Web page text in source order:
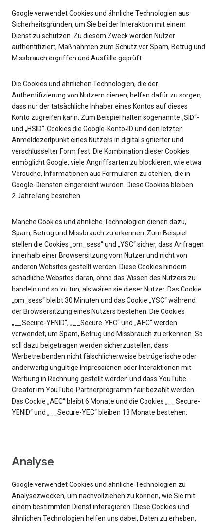
Google verwendet Cookies und ähnliche Technologien aus
Sicherheitsgründen, um Sie bei der Interaktion mit einem
Dienst zu schützen. Zu diesem Zweck werden Nutzer
authentifiziert, Maßnahmen zum Schutz vor Spam, Betrug und
Missbrauch ergriffen und Ausfälle geprüft.
Die Cookies und ähnlichen Technologien, die der
Authentifizierung von Nutzern dienen, helfen dafür zu sorgen,
dass nur der tatsächliche Inhaber eines Kontos auf dieses
Konto zugreifen kann. Zum Beispiel halten sogenannte „SID“-
und „HSID“-Cookies die Google-Konto‑ID und den letzten
Anmeldezeitpunkt eines Nutzers in digital signierter und
verschlüsselter Form fest. Die Kombination dieser Cookies
ermöglicht Google, viele Angriffsarten zu blockieren, wie etwa
Versuche, Informationen aus Formularen zu stehlen, die in
Google-Diensten eingereicht wurden. Diese Cookies bleiben
2 Jahre lang bestehen.
Manche Cookies und ähnliche Technologien dienen dazu,
Spam, Betrug und Missbrauch zu erkennen. Zum Beispiel
stellen die Cookies „pm_sess“ und „YSC“ sicher, dass Anfragen
innerhalb einer Browsersitzung vom Nutzer und nicht von
anderen Websites gestellt werden. Diese Cookies hindern
schädliche Websites daran, ohne das Wissen des Nutzers zu
handeln und so zu tun, als wären sie dieser Nutzer. Das Cookie
„pm_sess“ bleibt 30 Minuten und das Cookie „YSC“ während
der Browsersitzung eines Nutzers bestehen. Die Cookies
„__Secure-YENID“, „__Secure-YEC“ und „AEC“ werden
verwendet, um Spam, Betrug und Missbrauch zu erkennen. So
soll dazu beigetragen werden sicherzustellen, dass
Werbetreibenden nicht fälschlicherweise betrügerische oder
anderweitig ungültige Impressionen oder Interaktionen mit
Werbung in Rechnung gestellt werden und dass YouTube-
Creator im YouTube-Partnerprogramm fair bezahlt werden.
Das Cookie „AEC“ bleibt 6 Monate und die Cookies „__Secure-
YENID“ und „__Secure-YEC“ bleiben 13 Monate bestehen.
Analyse
Google verwendet Cookies und ähnliche Technologien zu
Analysezwecken, um nachvollziehen zu können, wie Sie mit
einem bestimmten Dienst interagieren. Diese Cookies und
ähnlichen Technologien helfen uns dabei, Daten zu erheben,